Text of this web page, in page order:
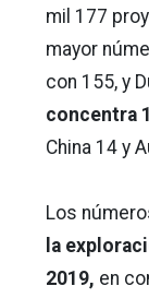
mil 177
mayor
con 155, y
concentra
China 14 y
Los
la
2019, en